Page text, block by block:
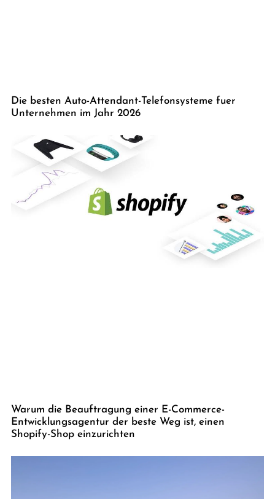
Die besten Auto-Attendant-Telefonsysteme fuer
Unternehmen im Jahr 2026
Warum die Beauftragung einer E-Commerce-
Entwicklungsagentur der beste Weg ist, einen
Shopify-Shop einzurichten